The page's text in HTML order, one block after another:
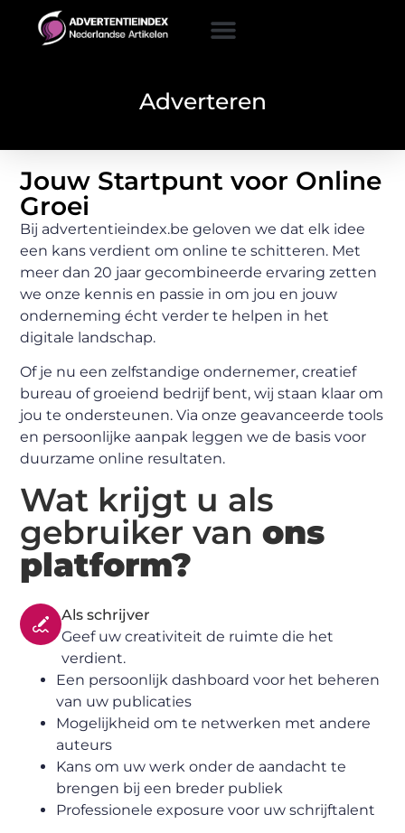
Adverteren
Jouw Startpunt voor Online
Groei
Bij advertentieindex.be geloven we dat elk idee
een kans verdient om online te schitteren. Met
meer dan 20 jaar gecombineerde ervaring zetten
we onze kennis en passie in om jou en jouw
onderneming écht verder te helpen in het
digitale landschap.
Of je nu een zelfstandige ondernemer, creatief
bureau of groeiend bedrijf bent, wij staan klaar om
jou te ondersteunen. Via onze geavanceerde tools
en persoonlijke aanpak leggen we de basis voor
duurzame online resultaten.
Wat krijgt u als
gebruiker vanons
platform?
Als schrijver
Geef uw creativiteit de ruimte die het
verdient.
Een persoonlijk dashboard voor het beheren
van uw publicaties
Mogelijkheid om te netwerken met andere
auteurs
Kans om uw werk onder de aandacht te
brengen bij een breder publiek
Professionele exposure voor uw schrijftalent